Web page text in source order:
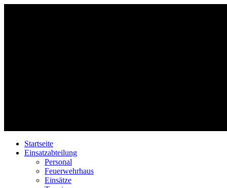
Startseite
Einsatzabteilung
Personal
Feuerwehrhaus
Einsätze